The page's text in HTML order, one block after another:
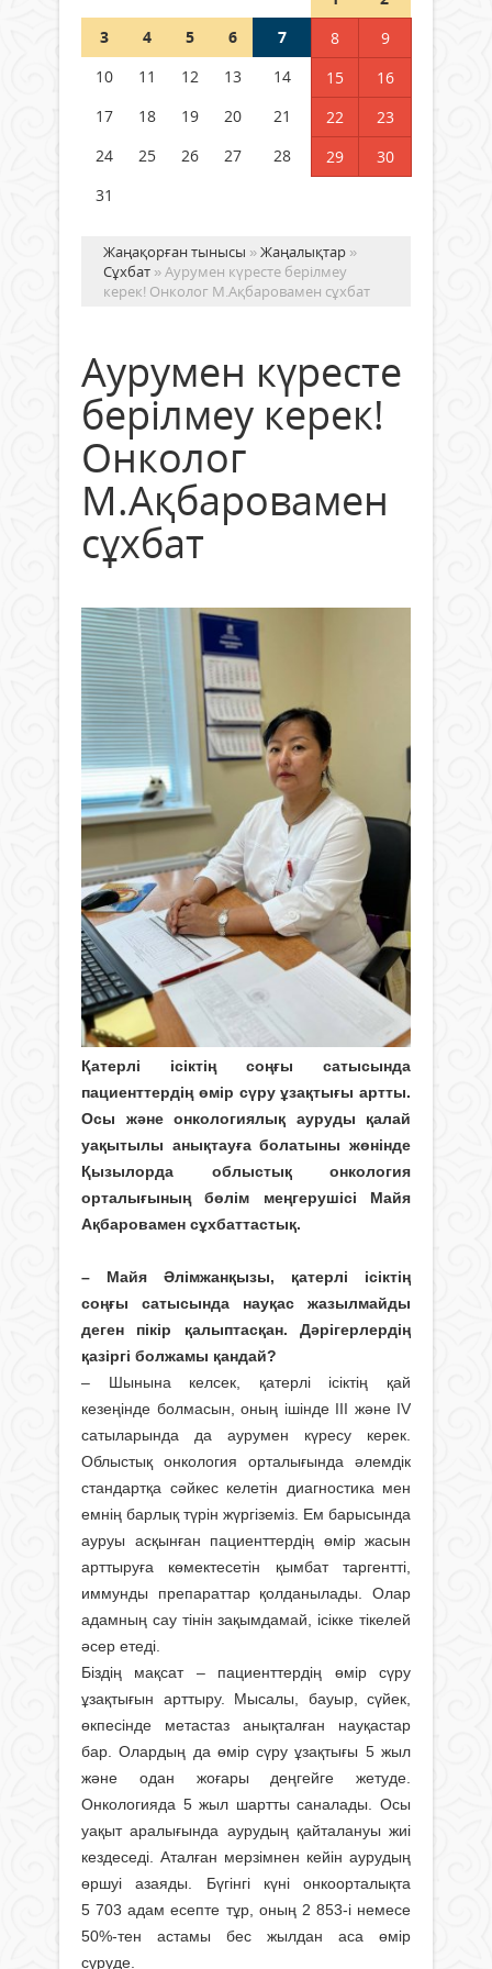
Германия аптап ыстыққа
бастады
04 тамыз 2026 ж.
3
4 5 6 7 8
9
10
11 12 13 14 15
16
17
18 19 20 21 22
23
24
25 26 27 28 29
30
31
Жаңақорған тынысы »Жаңалықтар »
Сұхбат » Аурумен күресте берілмеу
керек! Онколог М.Ақбаровамен сұхбат
Аурумен күресте
берілмеу керек!
Онколог
М.Ақбаровамен
сұхбат
Қатерлі ісіктің соңғы сатысында
пациенттердің өмір сүру ұзақтығы артты.
Осы және онкологиялық ауруды қалай
уақытылы анықтауға болатыны жөнінде
Қызылорда облыстық онкология
орталығының бөлім меңгерушісі Майя
Ақбаровамен сұхбаттастық.
– Майя Әлімжанқызы, қатерлі ісіктің
соңғы сатысында науқас жазылмайды
деген пікір қалыптасқан. Дәрігерлердің
қазіргі болжамы қандай?
– Шынына келсек, қатерлі ісіктің қай
кезеңінде болмасын, оның ішінде ІІІ және IV
сатыларында да аурумен күресу керек.
Облыстық онкология орталығында әлемдік
стандартқа сәйкес келетін диагностика мен
емнің барлық түрін жүргіземіз. Ем барысында
ауруы асқынған пациенттердің өмір жасын
арттыруға көмектесетін қымбат таргентті,
иммунды препараттар қолданылады. Олар
адамның сау тінін зақымдамай, ісікке тікелей
әсер етеді.
Біздің мақсат – пациенттердің өмір сүру
ұзақтығын арттыру. Мысалы, бауыр, сүйек,
өкпесінде метастаз анықталған науқастар
бар. Олардың да өмір сүру ұзақтығы 5 жыл
және одан жоғары деңгейге жетуде.
Онкологияда 5 жыл шартты саналады. Осы
уақыт аралығында аурудың қайталануы жиі
кездеседі. Аталған мерзімнен кейін аурудың
өршуі азаяды. Бүгінгі күні онкоорталықта
5 703 адам есепте тұр, оның 2 853-і немесе
50%-тен астамы бес жылдан аса өмір
сүруде.